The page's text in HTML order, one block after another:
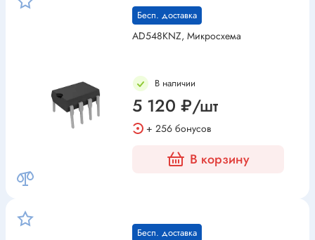
Бесп. доставка
AD548KNZ, Микросхема
В наличии
5 120 ₽/шт
+ 256 бонусов
В корзину
Бесп. доставка